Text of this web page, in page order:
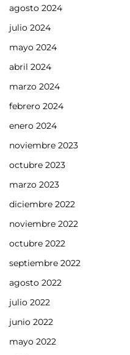
agosto 2024
julio 2024
mayo 2024
abril 2024
marzo 2024
febrero 2024
enero 2024
noviembre 2023
octubre 2023
marzo 2023
diciembre 2022
noviembre 2022
octubre 2022
septiembre 2022
agosto 2022
julio 2022
junio 2022
mayo 2022